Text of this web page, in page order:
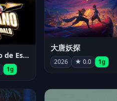
AAA Verano de Escándalo 2026 - Week 3
1g
大唐妖探
2026 ★ 0.0 1g